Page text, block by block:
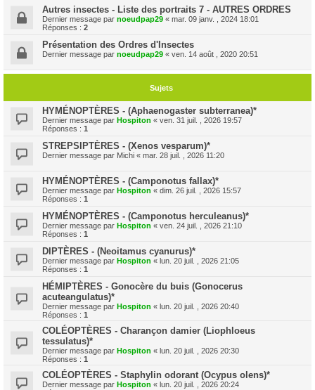
Autres insectes - Liste des portraits 7 - AUTRES ORDRES
Dernier message par noeudpap29 « mar. 09 janv. , 2024 18:01
Réponses : 2
Présentation des Ordres d'Insectes
Dernier message par noeudpap29 « ven. 14 août , 2020 20:51
Sujets
HYMÉNOPTÈRES - (Aphaenogaster subterranea)*
Dernier message par Hospiton « ven. 31 juil. , 2026 19:57
Réponses : 1
STREPSIPTÈRES - (Xenos vesparum)*
Dernier message par Michi « mar. 28 juil. , 2026 11:20
HYMÉNOPTÈRES - (Camponotus fallax)*
Dernier message par Hospiton « dim. 26 juil. , 2026 15:57
Réponses : 1
HYMÉNOPTÈRES - (Camponotus herculeanus)*
Dernier message par Hospiton « ven. 24 juil. , 2026 21:10
Réponses : 1
DIPTÈRES - (Neoitamus cyanurus)*
Dernier message par Hospiton « lun. 20 juil. , 2026 21:05
Réponses : 1
HÉMIPTÈRES - Gonocère du buis (Gonocerus
acuteangulatus)*
Dernier message par Hospiton « lun. 20 juil. , 2026 20:40
Réponses : 1
COLÉOPTÈRES - Charançon damier (Liophloeus
tessulatus)*
Dernier message par Hospiton « lun. 20 juil. , 2026 20:30
Réponses : 1
COLÉOPTÈRES - Staphylin odorant (Ocypus olens)*
Dernier message par Hospiton « lun. 20 juil. , 2026 20:24